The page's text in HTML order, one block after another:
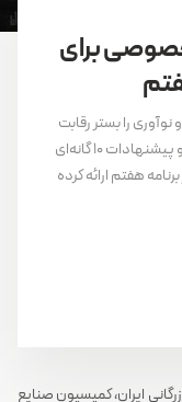
بخش‌خصوصی برای
را بستر رقابت
بین کشورها در انقلاب صنعتی چهارم دانسته و پیشنهادات 10 گانه‌ای
هفتم ارائه کرده
ایران، کمیسیون صنایع